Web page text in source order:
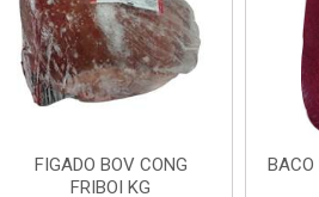
FIGADO BOV CONG
FRIBOI KG
BACO